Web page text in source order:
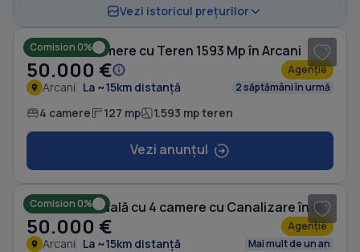
Vezi istoricul prețurilor
Comision 0%
Casă cu 4 camere cu Teren 1593 Mp în Arcani
50.000 € Agenție
Arcani La ~15km distanță 2 săptămâni în urmă
4 camere 127 mp 1.593 mp teren
Vezi anunțul
Comision 0% Casă individuală cu 4 camere cu Canalizare în Arcani
50.000 € Agenție
Arcani La ~15km distanță Mai mult de un an